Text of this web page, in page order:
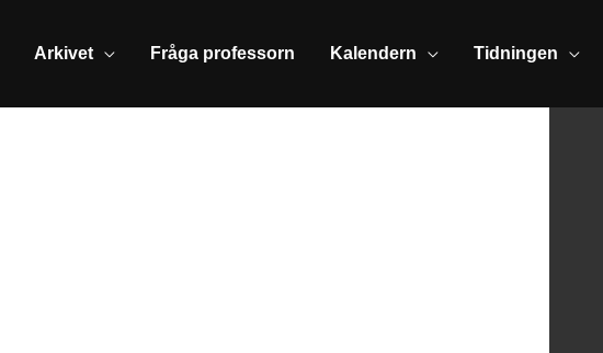
Arkivet Fråga professorn Kalendern Tidningen